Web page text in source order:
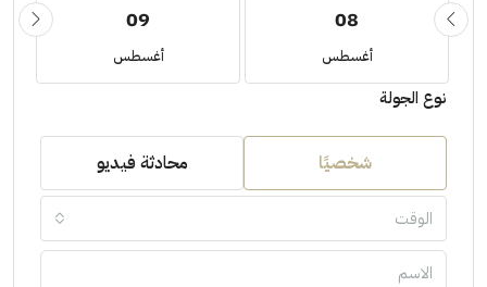
08
أغسطس
09
أغسطس
نوع الجولة
شخصيًا محادثة فيديو
الوقت